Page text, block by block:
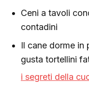
Ceni a tavoli
contadini
Il cane dorme in
gusta tortellini
i segreti della